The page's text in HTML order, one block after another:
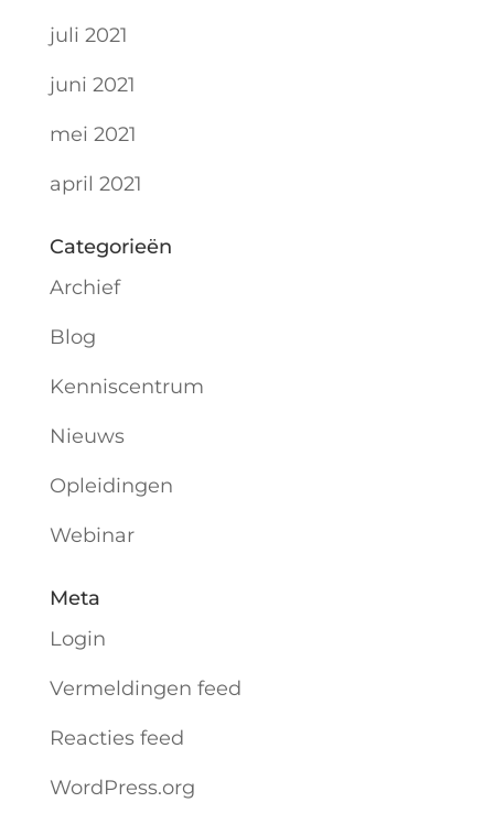
juli 2021
juni 2021
mei 2021
april 2021
Categorieën
Archief
Blog
Kenniscentrum
Nieuws
Opleidingen
Webinar
Meta
Login
Vermeldingen feed
Reacties feed
WordPress.org